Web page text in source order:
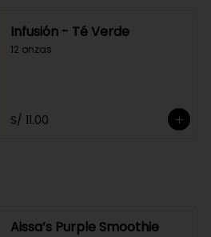
Infusión - Té Verde
12 onzas
S/ 11.00
Aissa’s Purple Smoothie